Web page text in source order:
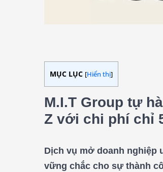
MỤC LỤC [Hiển thị]
M.I.T Group tự
Z với chi phí chỉ
Dịch vụ mở doanh nghiệp
vững chắc cho sự thành